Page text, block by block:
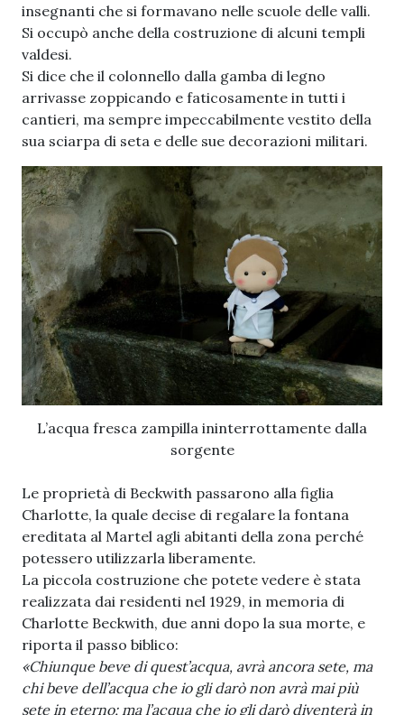
insegnanti che si formavano nelle scuole delle valli.
Si occupò anche della costruzione di alcuni templi
valdesi.
Si dice che il colonnello dalla gamba di legno
arrivasse zoppicando e faticosamente in tutti i
cantieri, ma sempre impeccabilmente vestito della
sua sciarpa di seta e delle sue decorazioni militari.
L’acqua fresca zampilla ininterrottamente dalla
sorgente
Le proprietà di Beckwith passarono alla figlia
Charlotte, la quale decise di regalare la fontana
ereditata al Martel agli abitanti della zona perché
potessero utilizzarla liberamente.
La piccola costruzione che potete vedere è stata
realizzata dai residenti nel 1929, in memoria di
Charlotte Beckwith, due anni dopo la sua morte, e
riporta il passo biblico:
«Chiunque beve di quest’acqua, avrà ancora sete, ma
chi beve dell’acqua che io gli darò non avrà mai più
sete in eterno; ma l’acqua che io gli darò diventerà in